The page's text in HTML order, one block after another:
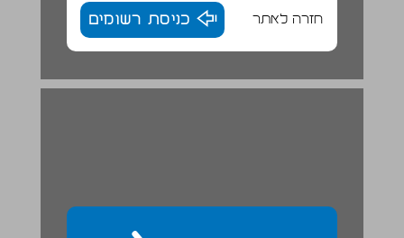
חזרה לאתר כניסת רשומים